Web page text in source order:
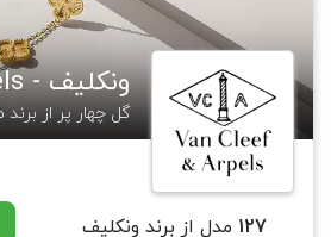
ونکلیف - Van Cleef & Arpels
گل چهار پر از
127 مدل از برند ونکلیف